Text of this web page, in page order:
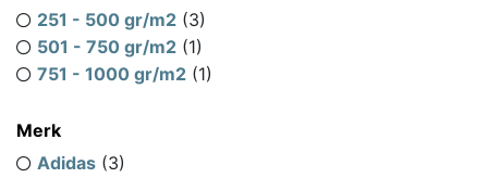
251 - 500 gr/m2 (3)
501 - 750 gr/m2 (1)
751 - 1000 gr/m2 (1)
Merk
Adidas (3)